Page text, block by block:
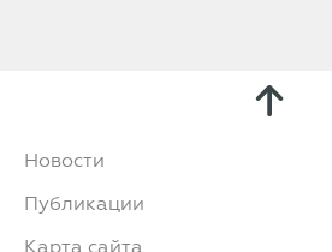
Новости
Публикации
Карта сайта